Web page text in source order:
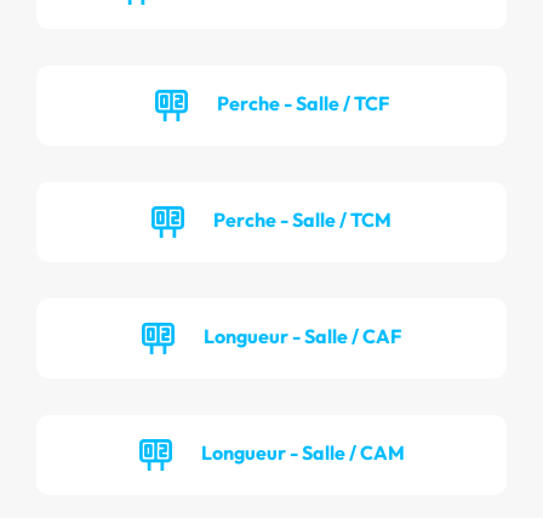
Perche - Salle / TCF
Perche - Salle / TCM
Longueur - Salle / CAF
Longueur - Salle / CAM